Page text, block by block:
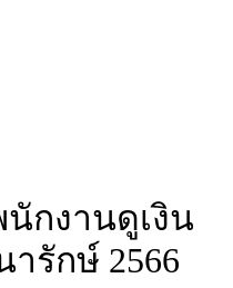
กงานดูเงิน
รักษ์ 2566